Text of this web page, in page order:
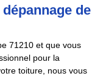
de
71210 et que vous
pour la
toiture, nous vous